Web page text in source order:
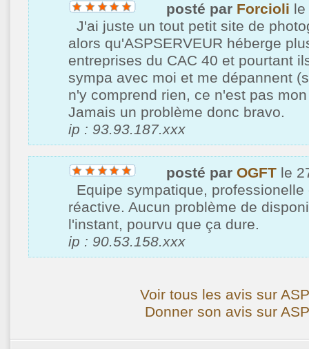
posté par Forcioli le
J'ai juste un tout petit site de
alors qu'ASPSERVEUR héberge
entreprises du CAC 40 et pourtant
sympa avec moi et me dépannent
n'y comprend rien, ce n'est pas
Jamais un problème donc bravo.
ip : 93.93.187.xxx
posté par OGFT le
Equipe sympatique, professionelle
réactive. Aucun problème de
l'instant, pourvu que ça dure.
ip : 90.53.158.xxx
Voir tous les avis sur
Donner son avis sur